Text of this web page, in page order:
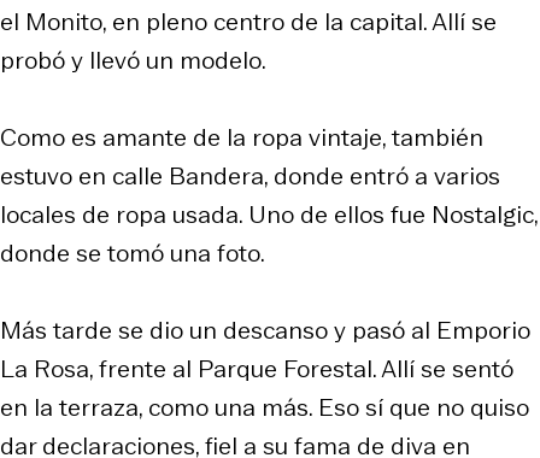
el Monito, en pleno centro de la capital. Allí se
probó y llevó un modelo.
Como es amante de la ropa vintaje, también
estuvo en calle Bandera, donde entró a varios
locales de ropa usada. Uno de ellos fue Nostalgic,
donde se tomó una foto.
Más tarde se dio un descanso y pasó al Emporio
La Rosa, frente al Parque Forestal. Allí se sentó
en la terraza, como una más. Eso sí que no quiso
dar declaraciones, fiel a su fama de diva en